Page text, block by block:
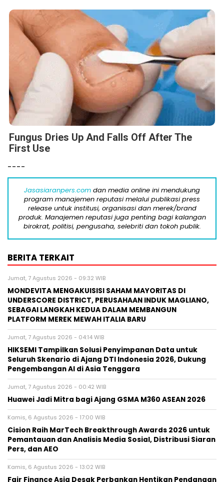
Fungus Dries Up And Falls Off After The
First Use
----
Jasasiaranpers.com dan media online ini mendukung
program manajemen reputasi melalui publikasi press
release untuk institusi, organisasi dan merek/brand
produk. Manajemen reputasi juga penting bagi kalangan
birokrat, politisi, pengusaha, selebriti dan tokoh publik.
BERITA TERKAIT
Jumat, 7 Agustus 2026 - 09:32 WIB
MONDEVITA MENGAKUISISI SAHAM MAYORITAS DI
UNDERSCORE DISTRICT, PERUSAHAAN INDUK MAGLIANO,
SEBAGAI LANGKAH KEDUA DALAM MEMBANGUN
PLATFORM MEREK MEWAH ITALIA BARU
Jumat, 7 Agustus 2026 - 04:14 WIB
HIKSEMI Tampilkan Solusi Penyimpanan Data untuk
Seluruh Skenario di Ajang DTI Indonesia 2026, Dukung
Pengembangan AI di Asia Tenggara
Jumat, 7 Agustus 2026 - 00:42 WIB
Huawei Jadi Mitra bagi Ajang GSMA M360 ASEAN 2026
Kamis, 6 Agustus 2026 - 17:00 WIB
Cision Raih MarTech Breakthrough Awards 2026 untuk
Pemantauan dan Analisis Media Sosial, Distribusi Siaran
Pers, dan AEO
Kamis, 6 Agustus 2026 - 13:02 WIB
Fair Finance Asia Desak Perbankan Hentikan Pendanaan